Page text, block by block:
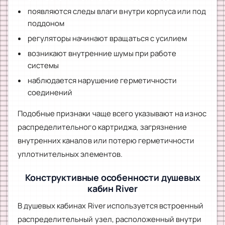
появляются следы влаги внутри корпуса или под
поддоном
регуляторы начинают вращаться с усилием
возникают внутренние шумы при работе
системы
наблюдается нарушение герметичности
соединений
Подобные признаки чаще всего указывают на износ
распределительного картриджа, загрязнение
внутренних каналов или потерю герметичности
уплотнительных элементов.
Конструктивные особенности душевых
кабин River
В душевых кабинах River используется встроенный
распределительный узел, расположенный внутри